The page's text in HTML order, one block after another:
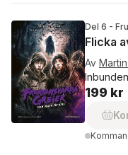
Del 6 -
Flicka
Av
199 kr